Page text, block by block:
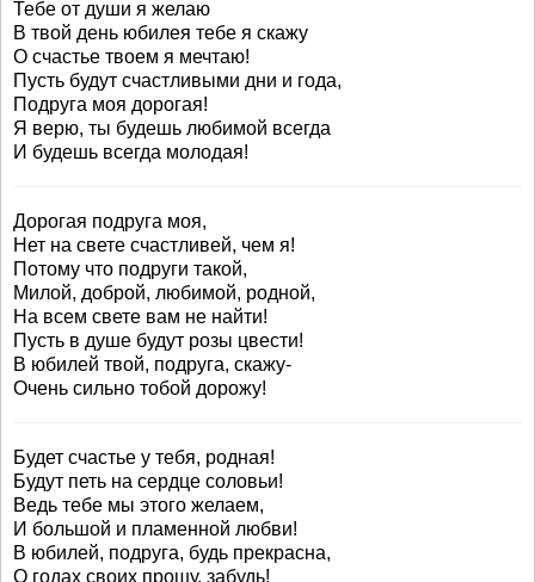
Тебе от души я желаю
В твой день юбилея тебе я скажу
О счастье твоем я мечтаю!
Пусть будут счастливыми дни и года,
Подруга моя дорогая!
Я верю, ты будешь любимой всегда
И будешь всегда молодая!
Дорогая подруга моя,
Нет на свете счастливей, чем я!
Потому что подруги такой,
Милой, доброй, любимой, родной,
На всем свете вам не найти!
Пусть в душе будут розы цвести!
В юбилей твой, подруга, скажу-
Очень сильно тобой дорожу!
Будет счастье у тебя, родная!
Будут петь на сердце соловьи!
Ведь тебе мы этого желаем,
И большой и пламенной любви!
В юбилей, подруга, будь прекрасна,
О годах своих прошу, забудь!